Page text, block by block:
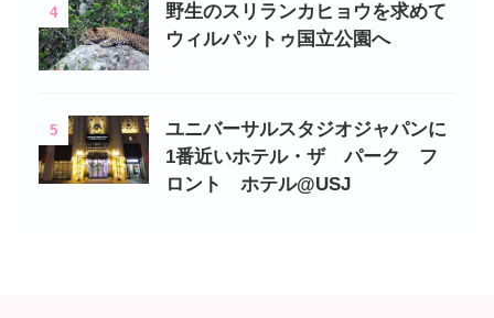
4
野生のスリランカヒョウを求めて
ウィルパットゥ国立公園へ
5
ユニバーサルスタジオジャパンに
1番近いホテル・ザ パーク フ
ロント ホテル@USJ